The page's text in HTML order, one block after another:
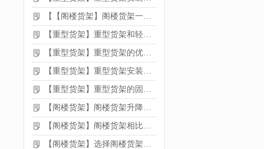
【【阁楼货架】阁楼货架一般有哪些用途
【重型货架】重型货架和轻型货架的区别是什么
【重型货架】重型货架的优缺点
【重型货架】重型货架安装需要注意什么？
【重型货架】重型货架的固定方法
【阁楼货架】阁楼货架升降机需要注意哪些
【阁楼货架】阁楼货架相比传统货架的优势是什么
【阁楼货架】选择阁楼货架的好处？